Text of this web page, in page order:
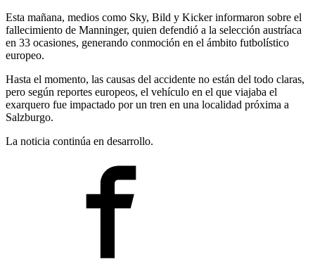
Esta mañana, medios como Sky, Bild y Kicker informaron sobre el
fallecimiento de Manninger, quien defendió a la selección austríaca
en 33 ocasiones, generando conmoción en el ámbito futbolístico
europeo.
Hasta el momento, las causas del accidente no están del todo claras,
pero según reportes europeos, el vehículo en el que viajaba el
exarquero fue impactado por un tren en una localidad próxima a
Salzburgo.
La noticia continúa en desarrollo.